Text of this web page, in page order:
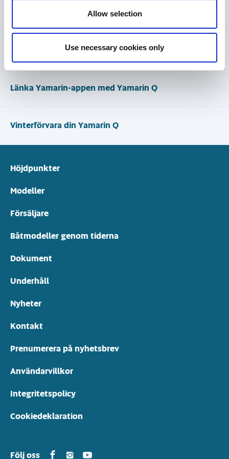
Allow selection
Use necessary cookies only
Yamarin Q handbok
Länka Yamarin-appen med Yamarin Q
Vinterförvara din Yamarin Q
Höjdpunkter
Modeller
Försäljare
Båtmodeller genom tiderna
Dokument
Underhåll
Nyheter
Kontakt
Prenumerera på nyhetsbrev
Användarvillkor
Integritetspolicy
Cookiedeklaration
Följ oss Yamarin in Facebook
Yamarin in Instagram
Yamarin in Youtube